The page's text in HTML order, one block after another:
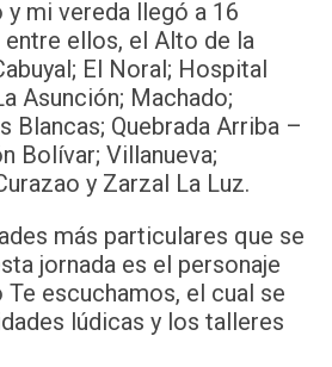
y mi vereda llegó a 16
entre ellos, el Alto de la
El Noral; Hospital
Asunción; Machado;
Blancas; Quebrada Arriba –
Bolívar; Villanueva;
y Zarzal La Luz.
más particulares que se
jornada es el personaje
escuchamos, el cual se
lúdicas y los talleres